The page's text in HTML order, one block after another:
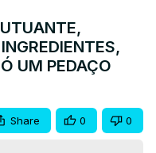
UM PEDAÇO
Share 0 0